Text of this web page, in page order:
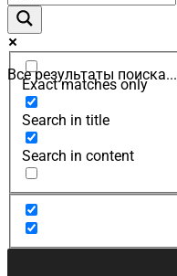
Все результаты поиска...
Exact matches only
Search in title
Search in content